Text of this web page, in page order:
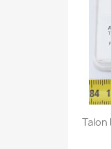
Talon